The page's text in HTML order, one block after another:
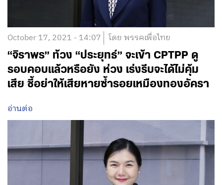
October 17, 2021 - 14:07 โดย พรรคเพื่อไทย
“จิราพร” ท้วง “ประยุทธ์” จะเข้า CPTPP ดู
รอบคอบแล้วหรือยัง ห่วง เร่งรีบจะได้ไม่คุ้ม
เสีย ชี้อย่าให้เสียหายซ้ำรอยเหมืองทองอัครา
อ่านต่อ